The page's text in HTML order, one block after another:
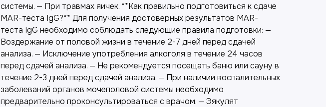
системы. — При травмах яичек. **Как правильно подготовиться к сдаче
MAR-теста IgG?** Для получения достоверных результатов MAR-
теста IgG необходимо соблюдать следующие правила подготовки: —
Воздержание от половой жизни в течение 2-7 дней перед сдачей
анализа. — Исключение употребления алкоголя в течение 24 часов
перед сдачей анализа. — Не рекомендуется посещать баню или сауну в
течение 2-3 дней перед сдачей анализа. — При наличии воспалительных
заболеваний органов мочеполовой системы необходимо
предварительно проконсультироваться с врачом. — Эякулят